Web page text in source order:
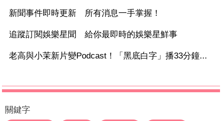
新聞事件即時更新 所有消息一手掌握！
追蹤訂閱娛樂星聞 給你最即時的娛樂星鮮事
老高與小茉新片變Podcast！「黑底白字」播33分鐘...
關鍵字